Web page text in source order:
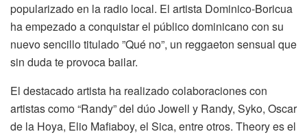
popularizado en la radio local. El artista Dominico-Boricua
ha empezado a conquistar el público dominicano con su
nuevo sencillo titulado ”Qué no”, un reggaeton sensual que
sin duda te provoca bailar.
El destacado artista ha realizado colaboraciones con
artistas como “Randy” del dúo Jowell y Randy, Syko, Oscar
de la Hoya, Elio Mafiaboy, el Sica, entre otros. Theory es el